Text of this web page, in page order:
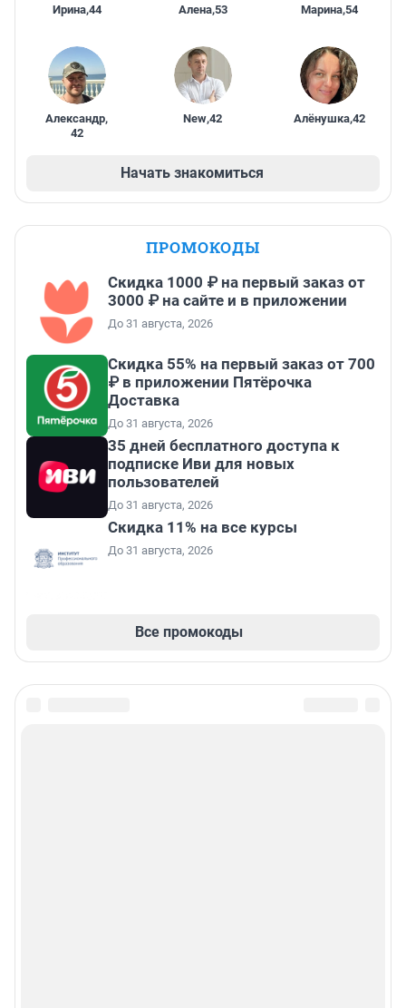
Ирина,44 Алена,53 Марина,54
Александр,
42
New,42 Алёнушка,42
Начать знакомиться
ПРОМОКОДЫ
Скидка 1000 ₽ на первый заказ от
3000 ₽ на сайте и в приложении
До 31 августа, 2026
Скидка 55% на первый заказ от 700
₽ в приложении Пятёрочка
Доставка
До 31 августа, 2026
35 дней бесплатного доступа к
подписке Иви для новых
пользователей
До 31 августа, 2026
Скидка 11% на все курсы
До 31 августа, 2026
Все промокоды